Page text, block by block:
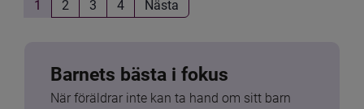
1 2 3 4 Nästa
Barnets bästa i fokus
När föräldrar inte kan ta hand om sitt barn